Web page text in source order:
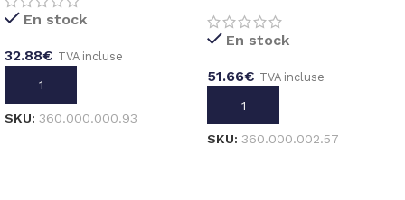
En stock
32.88€ TVA incluse
AJOUTER AU PANIER
SKU: 360.000.000.93
En stock
51.66€ TVA incluse
AJOUTER AU PANIER
SKU: 360.000.002.57